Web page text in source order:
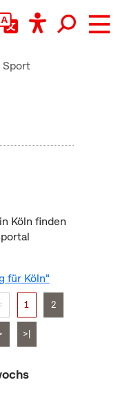
Sport
Köln finden
für Köln"
1 2
>|